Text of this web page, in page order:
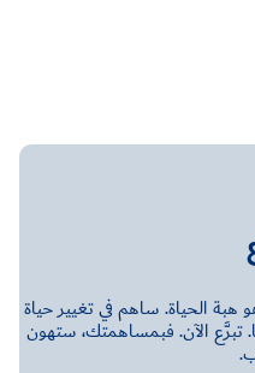
الحياة. ساهم في تغيير حياة
تبرَّع الآن. فبمساهمتك، ستهون